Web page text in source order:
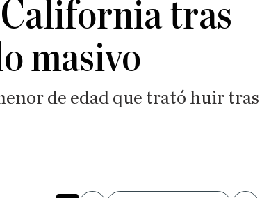
tras
masivo
de edad que trató huir tras